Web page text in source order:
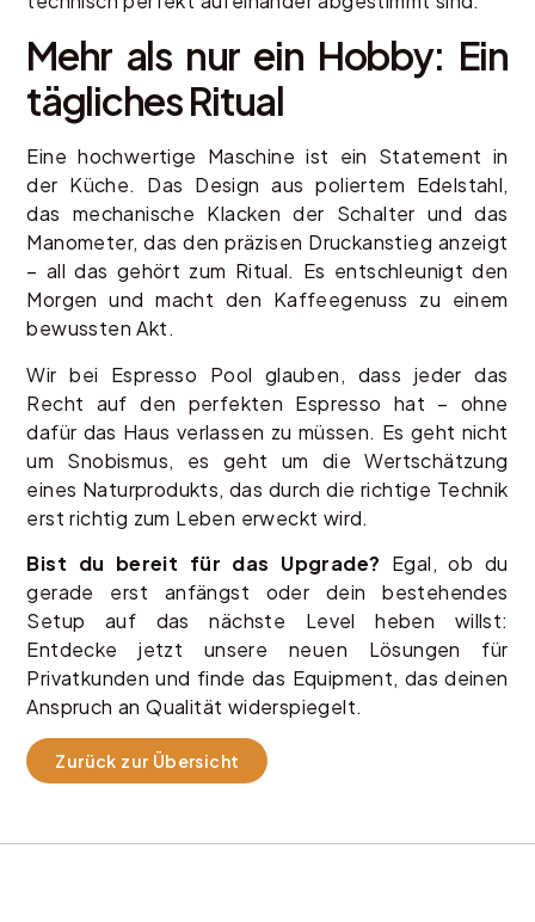
Mehr als nur ein Hobby: Ein
tägliches Ritual
Eine hochwertige Maschine ist ein Statement in
der Küche. Das Design aus poliertem Edelstahl,
das mechanische Klacken der Schalter und das
Manometer, das den präzisen Druckanstieg anzeigt
– all das gehört zum Ritual. Es entschleunigt den
Morgen und macht den Kaffeegenuss zu einem
bewussten Akt.
Wir bei Espresso Pool glauben, dass jeder das
Recht auf den perfekten Espresso hat – ohne
dafür das Haus verlassen zu müssen. Es geht nicht
um Snobismus, es geht um die Wertschätzung
eines Naturprodukts, das durch die richtige Technik
erst richtig zum Leben erweckt wird.
Bist du bereit für das Upgrade? Egal, ob du
gerade erst anfängst oder dein bestehendes
Setup auf das nächste Level heben willst:
Entdecke jetzt unsere neuen Lösungen für
Privatkunden und finde das Equipment, das deinen
Anspruch an Qualität widerspiegelt.
Zurück zur Übersicht